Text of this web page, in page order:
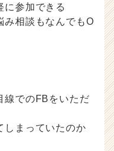
に参加できる
み相談もなんでもO
線でのFBをいただ
しまっていたのか